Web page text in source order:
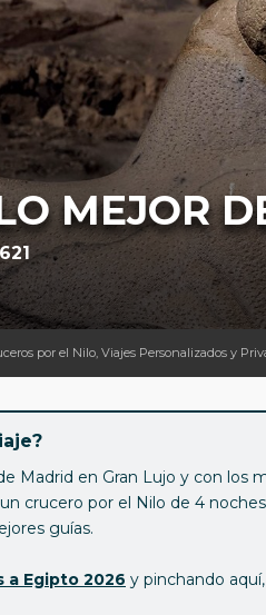
MEJOR
por el Nilo, Viajes Personalizados y
Madrid en Gran Lujo y con los
crucero por el Nilo de 4
guías.
a Egipto 2026 y pinchando